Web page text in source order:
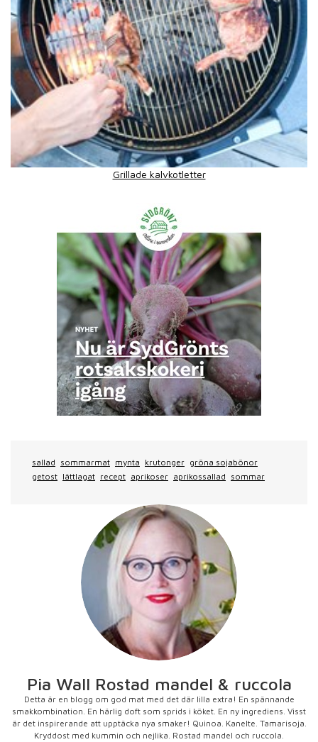
Grillade kalvkotletter
sallad sommarmat mynta krutonger gröna sojabönor
getost lättlagat recept aprikoser aprikossallad sommar
Pia Wall Rostad mandel & ruccola
Detta är en blogg om god mat med det där lilla extra! En spännande
smakkombination. En härlig doft som sprids i köket. En ny ingrediens. Visst
är det inspirerande att upptäcka nya smaker! Quinoa. Kanelte. Tamarisoja.
Kryddost med kummin och nejlika. Rostad mandel och ruccola.